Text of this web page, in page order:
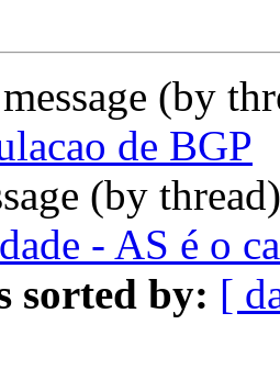
(by
de BGP
(by
- AS é o
sorted by: [